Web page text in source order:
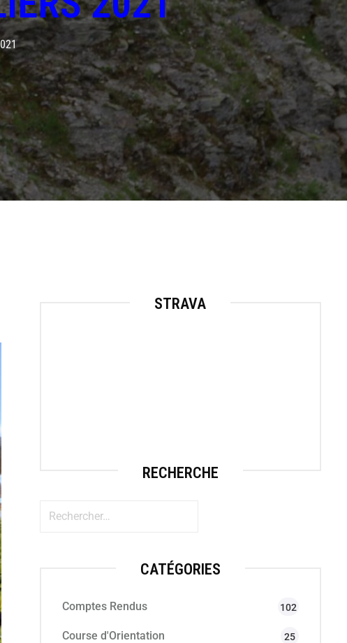
STRAVA
RECHERCHE
CATÉGORIES
Comptes Rendus 102
Course d'Orientation 25